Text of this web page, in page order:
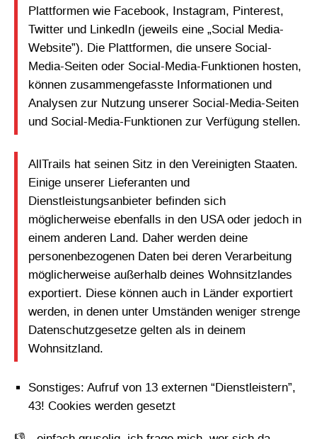
Plattformen wie Facebook, Instagram, Pinterest,
Twitter und LinkedIn (jeweils eine „Social Media-
Website”). Die Plattformen, die unsere Social-
Media-Seiten oder Social-Media-Funktionen hosten,
können zusammengefasste Informationen und
Analysen zur Nutzung unserer Social-Media-Seiten
und Social-Media-Funktionen zur Verfügung stellen.
AllTrails hat seinen Sitz in den Vereinigten Staaten.
Einige unserer Lieferanten und
Dienstleistungsanbieter befinden sich
möglicherweise ebenfalls in den USA oder jedoch in
einem anderen Land. Daher werden deine
personenbezogenen Daten bei deren Verarbeitung
möglicherweise außerhalb deines Wohnsitzlandes
exportiert. Diese können auch in Länder exportiert
werden, in denen unter Umständen weniger strenge
Datenschutzgesetze gelten als in deinem
Wohnsitzland.
Sonstiges: Aufruf von 13 externen “Dienstleistern”,
43! Cookies werden gesetzt